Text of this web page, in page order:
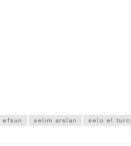
efsun selim arslan selo el